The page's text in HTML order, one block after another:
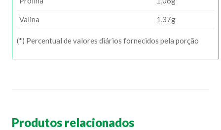
Valina 1,37g
(*) Percentual de valores diários fornecidos pela porção
Produtos relacionados